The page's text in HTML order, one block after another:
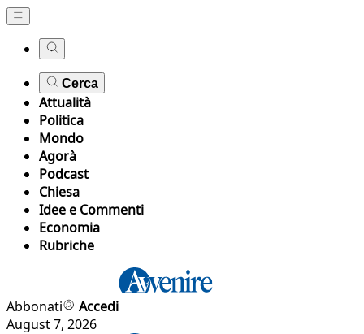
Cerca
Attualità
Politica
Mondo
Agorà
Podcast
Chiesa
Idee e Commenti
Economia
Rubriche
Abbonati
Accedi
August 7, 2026